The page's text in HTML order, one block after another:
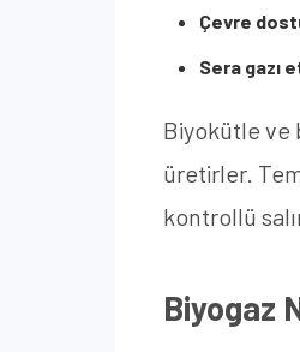
Çevre
Sera gazı
Biyokütle ve
üretirler.
kontrollü
Biyogaz